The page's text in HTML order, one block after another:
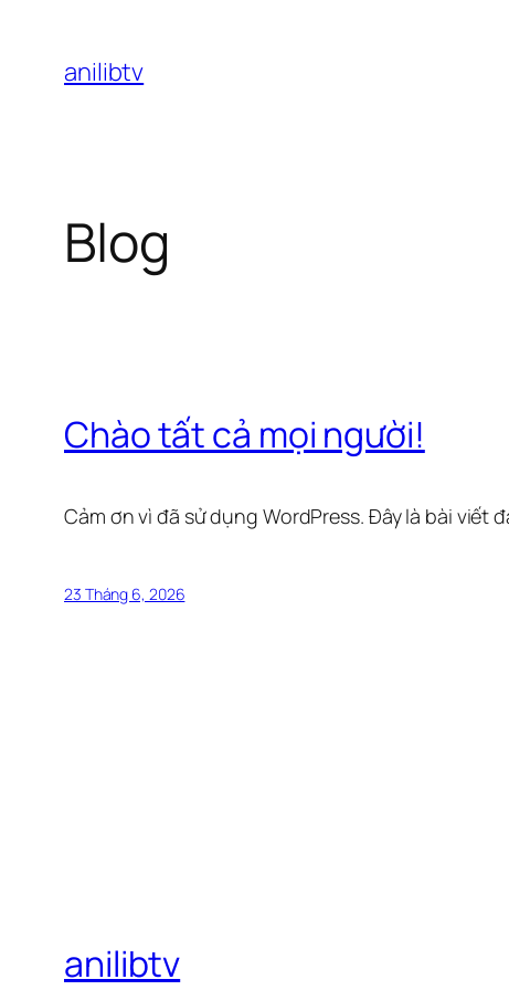
anilibtv
Blog
Chào tất cả mọi người!
Cảm ơn vì đã sử dụng WordPress. Đây là bài viết
23 Tháng 6, 2026
anilibtv